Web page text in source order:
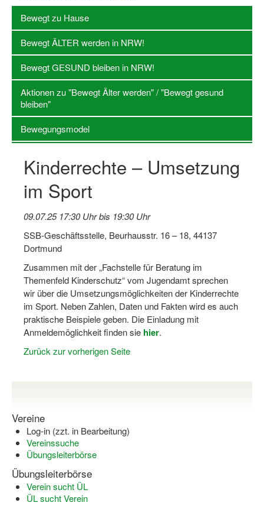
Wege zur Kooperation
Villa Froschloch
Qualifizierung
SSB Qualifizierungen
Übersicht Qualifizierungswege
Fachtag Bildung braucht Bewegung
Erste-Hilfe-Ausbildung
Bezuschussung Qualifizierung für Dortmunder
Projekte
Open Sports Day
Dortmund lernt Schwimmen
Mädchen in Mannschaftssportarten
Mini-Sportabzeichen
Sportgutschein 4.0
SportartCheck
Sport im Ganztag
Bewegt zu Hause
Bewegt ÄLTER werden in NRW!
Bewegt GESUND bleiben in NRW!
Aktionen zu "Bewegt Älter werden" / "Bewegt gesund
bleiben"
Bewegungsmodel
Kinderrechte – Umsetzung
im Sport
09.07.25 17:30 Uhr bis 19:30 Uhr
SSB-Geschäftsstelle, Beurhausstr. 16 – 18, 44137
Dortmund
Zusammen mit der „Fachstelle für Beratung im
Themenfeld Kinderschutz“ vom Jugendamt sprechen
wir über die Umsetzungsmöglichkeiten der Kinderrechte
im Sport. Neben Zahlen, Daten und Fakten wird es auch
praktische Beispiele geben. Die Einladung mit
Anmeldemöglichkeit finden sie hier.
Zurück zur vorherigen Seite
Vereine
Log-in (zzt. in Bearbeitung)
Vereinssuche
Übungsleiterbörse
Übungsleiterbörse
Verein sucht ÜL
ÜL sucht Verein